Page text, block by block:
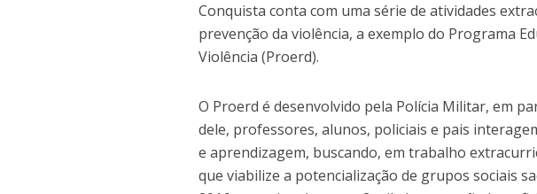
Conquista conta com uma série de atividades
prevenção da violência, a exemplo do Programa
Violência (Proerd).
O Proerd é desenvolvido pela Polícia Militar, em
dele, professores, alunos, policiais e pais
e aprendizagem, buscando, em trabalho
que viabilize a potencialização de grupos sociais